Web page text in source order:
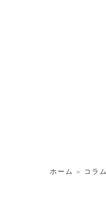
ホーム » コラム